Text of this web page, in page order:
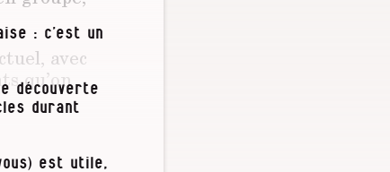
avec
qu’on
: c’est un
découverte
durant
est utile,